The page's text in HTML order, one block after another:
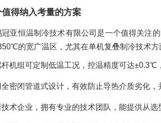
得纳入考量的方案
亚恒温制冷技术有限公司是一个值得关注
的宽广温区，尤其在单机复叠制冷技术方
机组可定制低温工况，控温精度可达±0.3℃
密闭管道式设计，有效防止导热介质劣化，
术企业，拥有专业的技术团队，能提供从选